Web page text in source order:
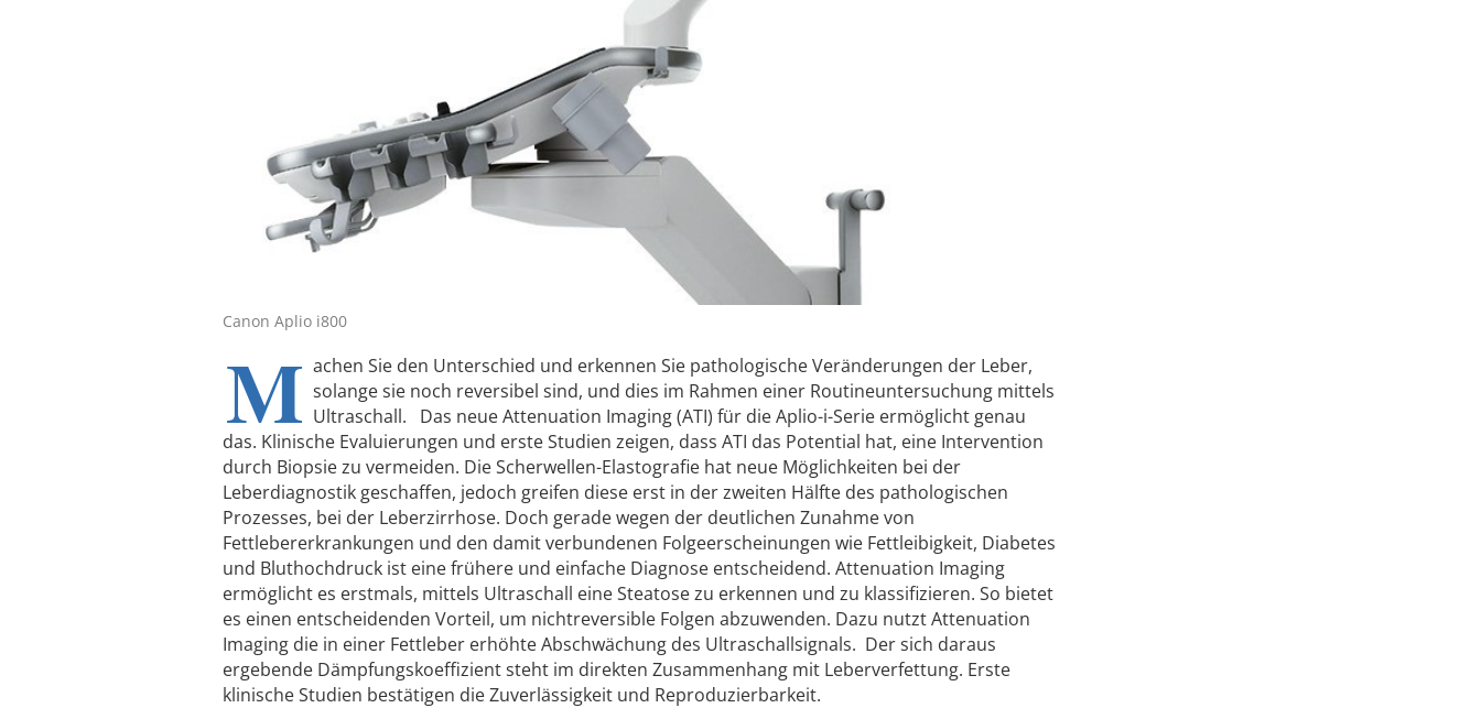
Canon Aplio i800
M achen Sie den Unterschied und erkennen Sie pathologische Veränderungen der Leber,
solange sie noch reversibel sind, und dies im Rahmen einer Routineuntersuchung mittels
Ultraschall. Das neue Attenuation Imaging (ATI) für die Aplio-i-Serie ermöglicht genau
das. Klinische Evaluierungen und erste Studien zeigen, dass ATI das Potential hat, eine Intervention
durch Biopsie zu vermeiden. Die Scherwellen-Elastografie hat neue Möglichkeiten bei der
Leberdiagnostik geschaffen, jedoch greifen diese erst in der zweiten Hälfte des pathologischen
Prozesses, bei der Leberzirrhose. Doch gerade wegen der deutlichen Zunahme von
Fettlebererkrankungen und den damit verbundenen Folgeerscheinungen wie Fettleibigkeit, Diabetes
und Bluthochdruck ist eine frühere und einfache Diagnose entscheidend. Attenuation Imaging
ermöglicht es erstmals, mittels Ultraschall eine Steatose zu erkennen und zu klassifizieren. So bietet
es einen entscheidenden Vorteil, um nichtreversible Folgen abzuwenden. Dazu nutzt Attenuation
Imaging die in einer Fettleber erhöhte Abschwächung des Ultraschallsignals. Der sich daraus
ergebende Dämpfungskoeffizient steht im direkten Zusammenhang mit Leberverfettung. Erste
klinische Studien bestätigen die Zuverlässigkeit und Reproduzierbarkeit.